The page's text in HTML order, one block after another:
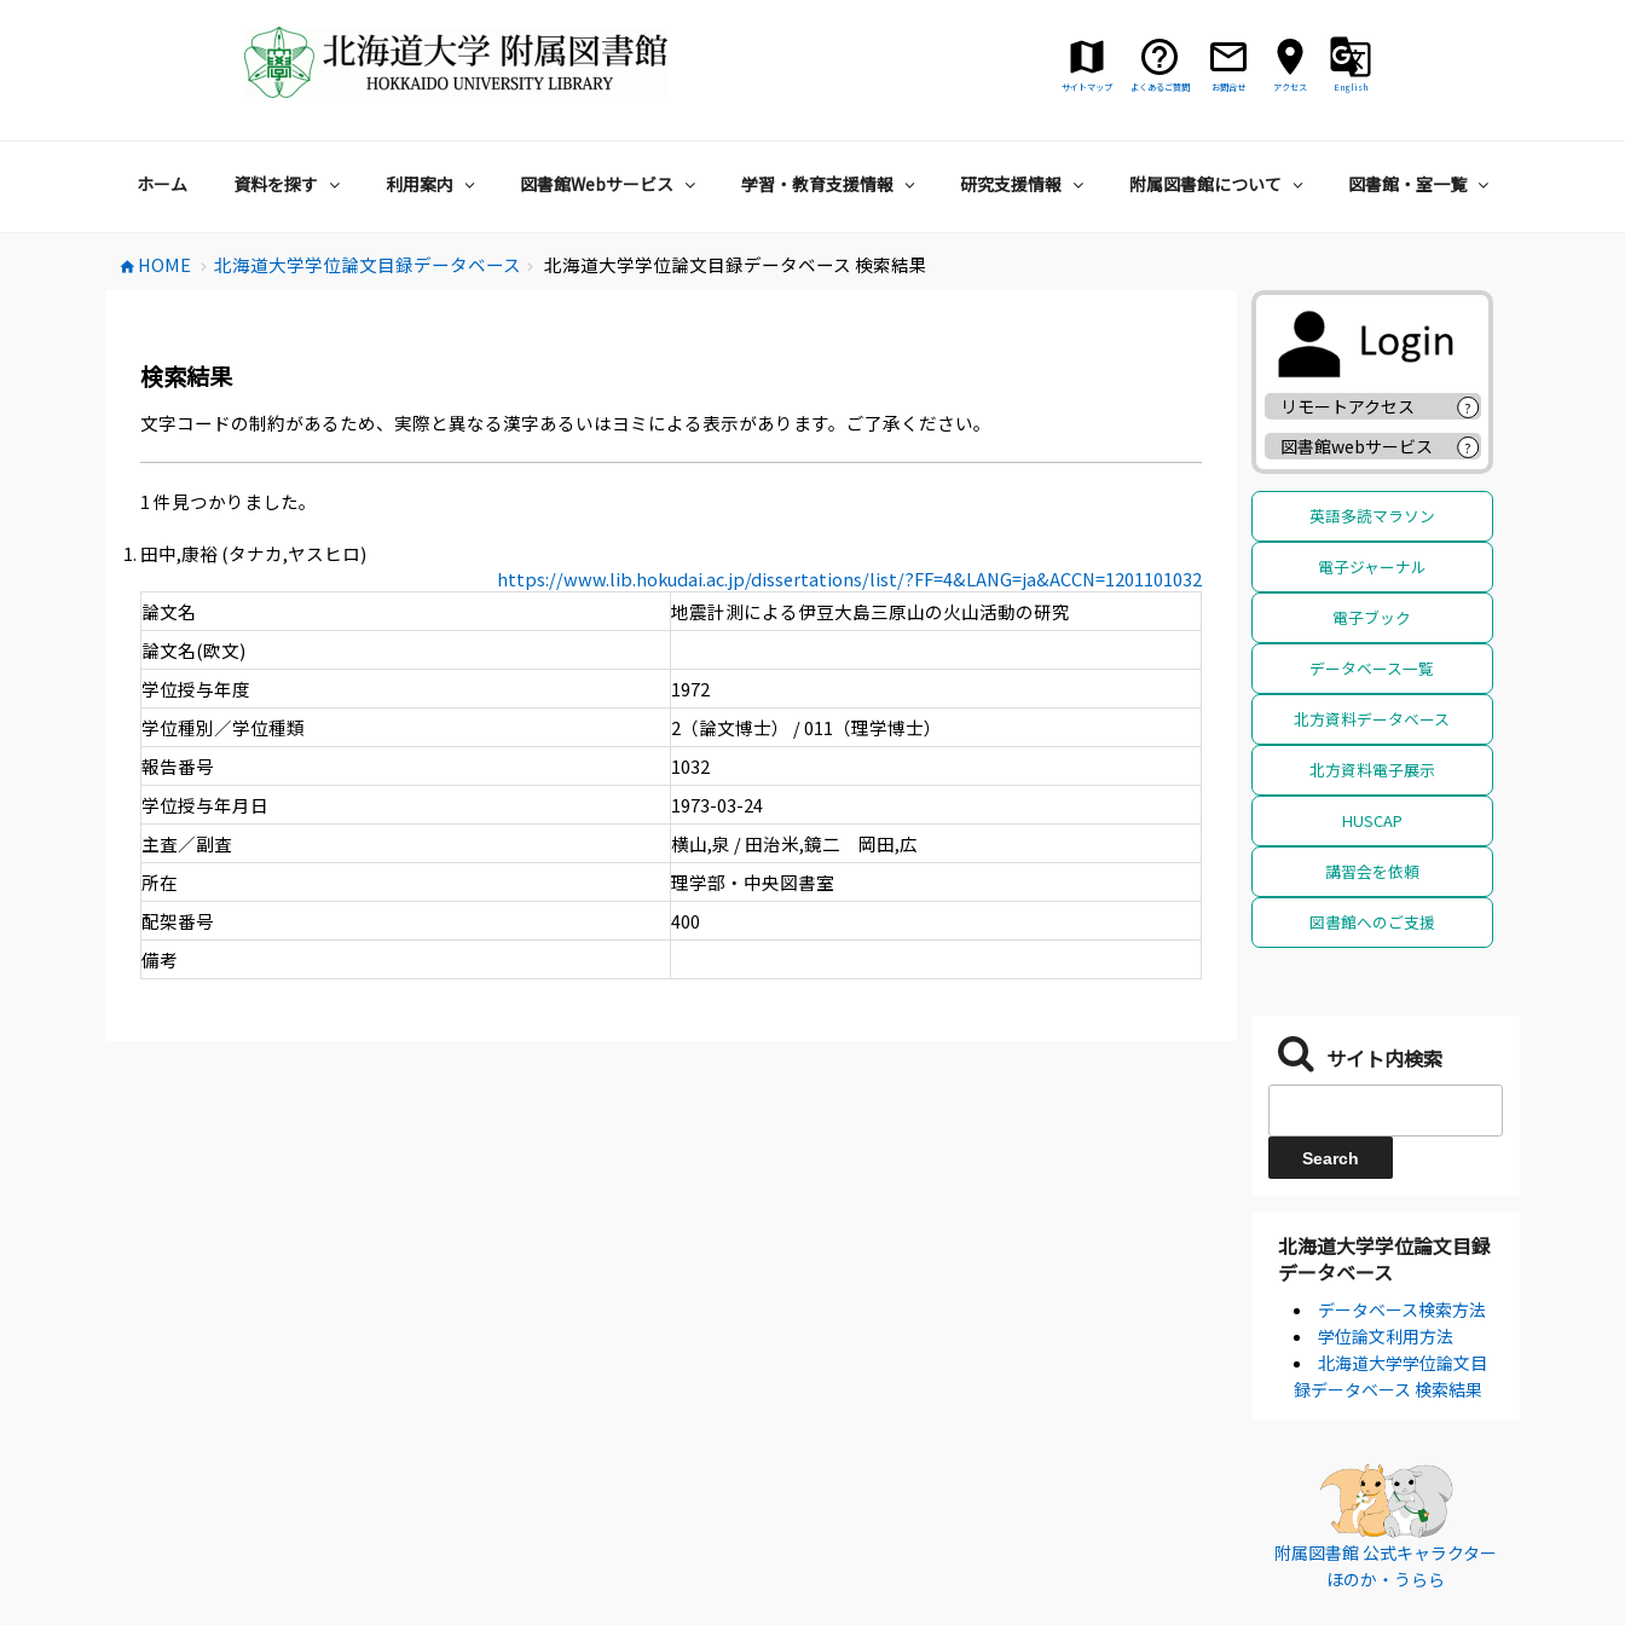
サイトマップ よくあるご質問 お問合せ アクセス English
ホーム 資料を探す 利用案内 図書館Webサービス 学習・教育支援情報 研究支援情報 附属図書館について 図書館・室一覧
home HOME chevron_right 北海道大学学位論文目録データベース chevron_right 北海道大学学位論文目録データベース 検索結果
検索結果
文字コードの制約があるため、実際と異なる漢字あるいはヨミによる表示があります。ご了承ください。
1 件見つかりました。
田中,康裕 (タナカ,ヤスヒロ)
https://www.lib.hokudai.ac.jp/dissertations/list/?FF=4&LANG=ja&ACCN=1201101032
論文名
地震計測による伊豆大島三原山の火山活動の研究
論文名(欧文)
学位授与年度
1972
学位種別／学位種類
2（論文博士） / 011（理学博士）
報告番号
1032
学位授与年月日
1973-03-24
主査／副査
横山,泉 / 田治米,鏡二 岡田,広
所在
理学部・中央図書室
配架番号
400
備考
リモートアクセス ?
図書館webサービス ?
英語多読マラソン
電子ジャーナル
電子ブック
データベース一覧
北方資料データベース
北方資料電子展示
HUSCAP
講習会を依頼
図書館へのご支援
サイト内検索
北海道大学学位論文目録
データベース
データベース検索方法
学位論文利用方法
北海道大学学位論文目
録データベース 検索結果
附属図書館 公式キャラクター
ほのか・うらら